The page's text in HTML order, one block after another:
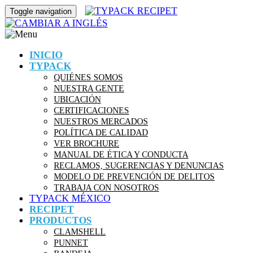
Toggle navigation
INICIO
TYPACK
QUIÉNES SOMOS
NUESTRA GENTE
UBICACIÓN
CERTIFICACIONES
NUESTROS MERCADOS
POLÍTICA DE CALIDAD
VER BROCHURE
MANUAL DE ÉTICA Y CONDUCTA
RECLAMOS, SUGERENCIAS Y DENUNCIAS
MODELO DE PREVENCIÓN DE DELITOS
TRABAJA CON NOSOTROS
TYPACK MÉXICO
RECIPET
PRODUCTOS
CLAMSHELL
PUNNET